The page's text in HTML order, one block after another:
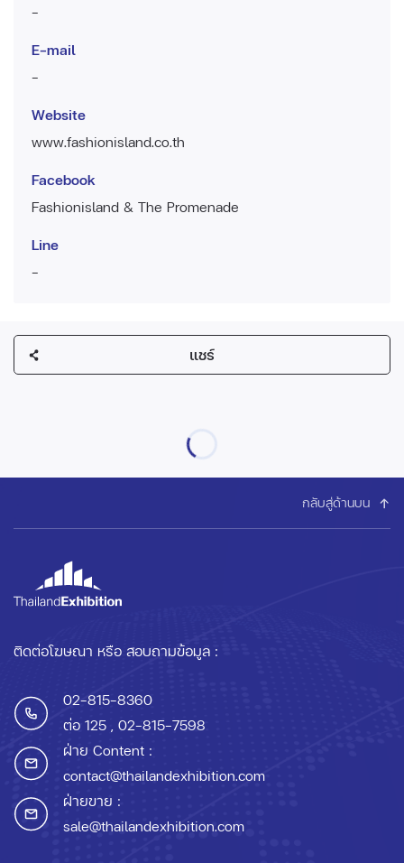
-
E-mail
-
Website
www.fashionisland.co.th
Facebook
Fashionisland & The Promenade
Line
-
แชร์
กลับสู่ด้านบน
ติดต่อโฆษณา หรือ สอบถามข้อมูล :
02-815-8360
ต่อ 125 , 02-815-7598
ฝ่าย Content :
contact@thailandexhibition.com
ฝ่ายขาย :
sale@thailandexhibition.com